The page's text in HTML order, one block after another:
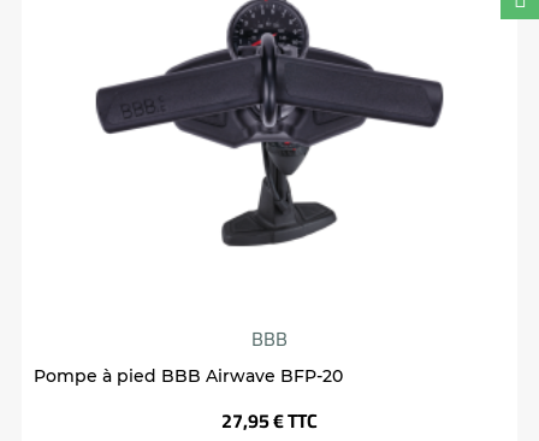
BBB
Pompe à pied BBB Airwave BFP-20
Prix
27,95 €TTC